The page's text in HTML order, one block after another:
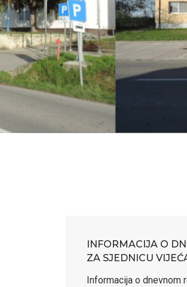
INFORMACIJA O
ZA SJEDNICU
Informacija o dnevnom